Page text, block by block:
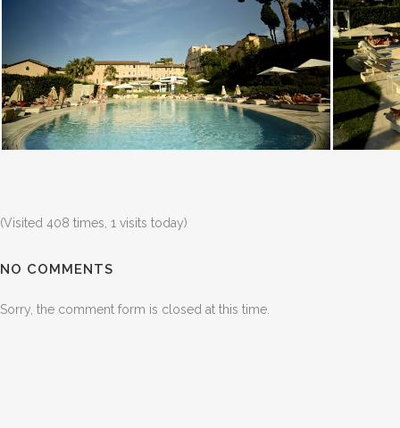
(Visited 408 times, 1 visits today)
NO COMMENTS
Sorry, the comment form is closed at this time.